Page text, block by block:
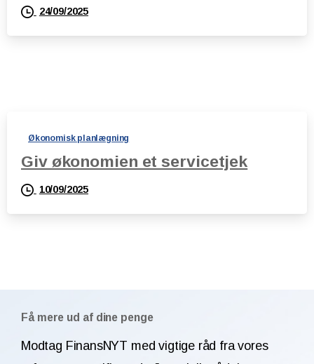
24/09/2025
Økonomisk planlægning
Giv økonomien et servicetjek
10/09/2025
Få mere ud af dine penge
Modtag FinansNYT med vigtige råd fra vores